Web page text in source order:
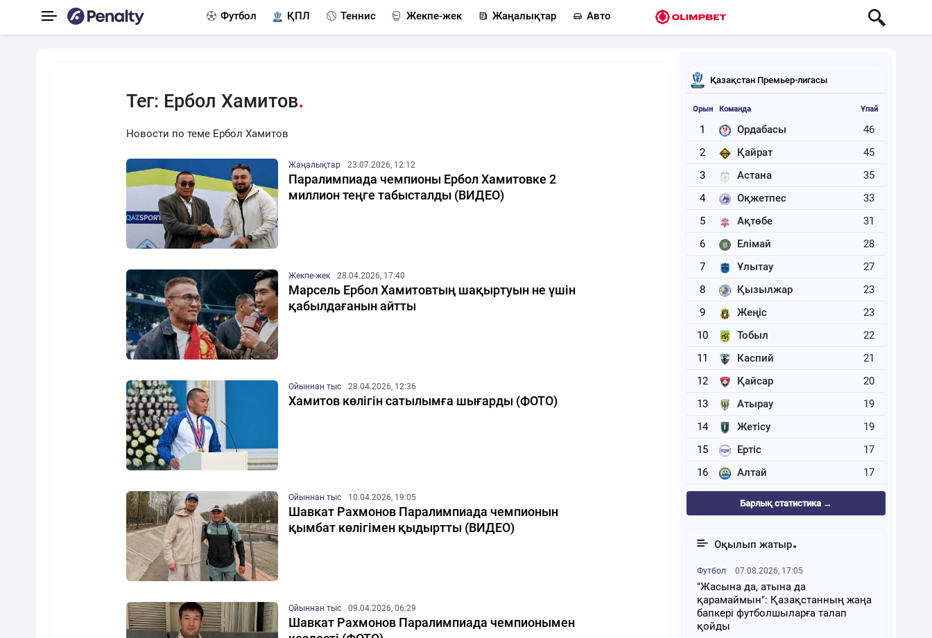
Футбол ҚПЛ Теннис Жекпе-жек Жаңалықтар Авто
Тег: Ербол Хамитов
Новости по теме Ербол Хамитов
Жаңалықтар 23.07.2026, 12:12
Паралимпиада чемпионы Ербол Хамитовке 2
миллион теңге табысталды (ВИДЕО)
Жекпе-жек 28.04.2026, 17:40
Марсель Ербол Хамитовтың шақыртуын не үшін
қабылдағанын айтты
Ойыннан тыс 28.04.2026, 12:36
Хамитов көлігін сатылымға шығарды (ФОТО)
Ойыннан тыс 10.04.2026, 19:05
Шавкат Рахмонов Паралимпиада чемпионын
қымбат көлігімен қыдыртты (ВИДЕО)
Ойыннан тыс 09.04.2026, 06:29
Шавкат Рахмонов Паралимпиада чемпионымен
Қазақстан Премьер-лигасы
Орын Команда Ұпай
1 Ордабасы
46
2
Қайрат
45
3
Астана
35
4
Оқжетпес
33
5
Ақтөбе
31
6
Елімай
28
7
Ұлытау
27
8
Қызылжар
23
9
Жеңіс
23
10
Тобыл
22
11
Каспий
21
12
Қайсар
20
13
Атырау
19
14
Жетісу
19
15
Ертіс
17
16
Алтай 17
Барлық статистика →
Оқылып жатыр
Футбол 07.08.2026, 17:05
"Жасына да, атына да
қарамаймын": Қазақстанның жаңа
бапкері футболшыларға талап
қойды